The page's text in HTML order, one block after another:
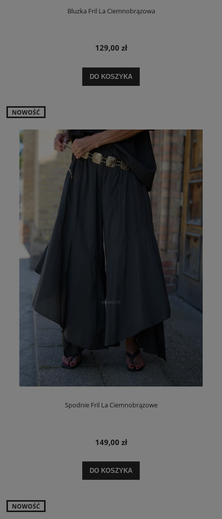
Bluzka Fril La Ciemnobrązowa
129,00 zł
DO KOSZYKA
Spodnie Fril La Ciemnobrązowe
149,00 zł
DO KOSZYKA
NOWOŚĆ
NOWOŚĆ